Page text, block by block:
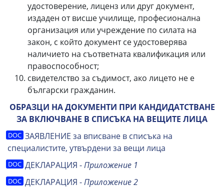
удостоверение, лиценз или друг документ,
издаден от висше училище, професионална
организация или учреждение по силата на
закон, с който документ се удостоверява
наличието на съответната квалификация или
правоспособност;
свидетелство за съдимост, ако лицето не е
български гражданин.
ОБРАЗЦИ НА ДОКУМЕНТИ ПРИ КАНДИДАТСТВАНЕ
ЗА ВКЛЮЧВАНЕ В СПИСЪКА НА ВЕЩИТЕ ЛИЦА
ЗАЯВЛЕНИЕ за вписване в списъка на
специалистите, утвърдени за вещи лица
ДЕКЛАРАЦИЯ -Приложение 1
ДЕКЛАРАЦИЯ -Приложение 2